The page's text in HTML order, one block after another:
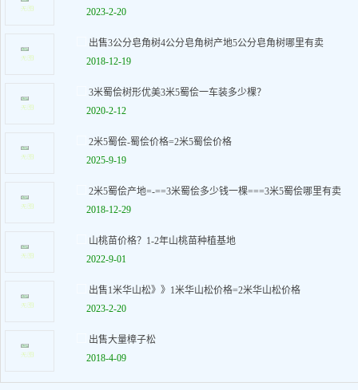
2023-2-20
出售3公分皂角树4公分皂角树产地5公分皂角树哪里有卖
2018-12-19
3米蜀侩树形优美3米5蜀侩一车装多少棵？
2020-2-12
2米5蜀侩-蜀侩价格=2米5蜀侩价格
2025-9-19
2米5蜀侩产地=-==3米蜀侩多少钱一棵===3米5蜀侩哪里有卖
2018-12-29
山桃苗价格？1-2年山桃苗种植基地
2022-9-01
出售1米华山松》》1米华山松价格=2米华山松价格
2023-2-20
出售大量樟子松
2018-4-09